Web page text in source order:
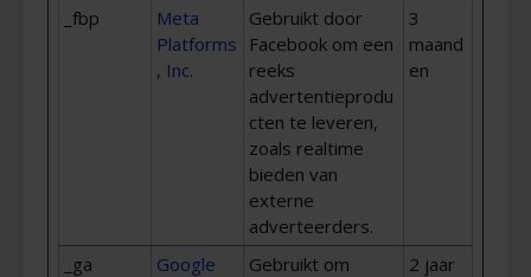
_fbp
Meta
Platforms
, Inc.
Gebruikt door
Facebook om een
reeks
advertentieprodu
cten te leveren,
zoals realtime
bieden van
externe
adverteerders.
3
maand
en
_ga Google
Gebruikt om
2 jaar